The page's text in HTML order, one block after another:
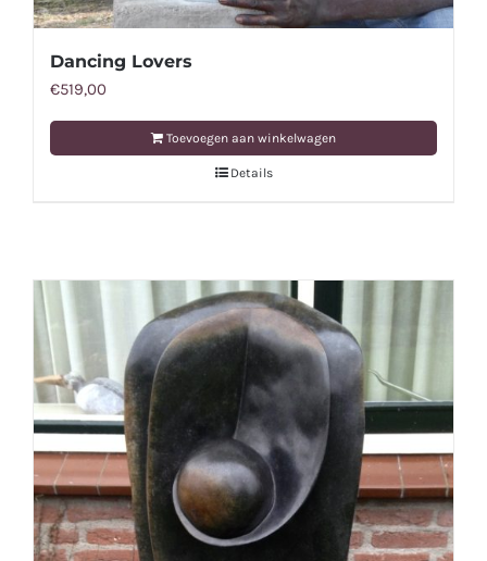
Dancing Lovers
€519,00
Toevoegen aan winkelwagen
Details